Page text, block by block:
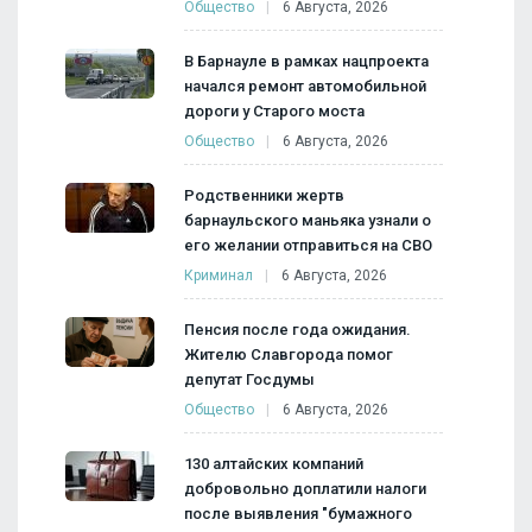
Общество 6 Августа, 2026
В Барнауле в рамках нацпроекта
начался ремонт автомобильной
дороги у Старого моста
Общество 6 Августа, 2026
Родственники жертв
барнаульского маньяка узнали о
его желании отправиться на СВО
Криминал 6 Августа, 2026
Пенсия после года ожидания.
Жителю Славгорода помог
депутат Госдумы
Общество 6 Августа, 2026
130 алтайских компаний
добровольно доплатили налоги
после выявления "бумажного